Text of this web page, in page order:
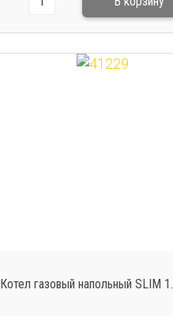
Котел газовый напольный SLIM